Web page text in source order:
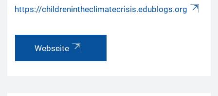
https://childrenintheclimatecrisis.edublogs.org
Webseite